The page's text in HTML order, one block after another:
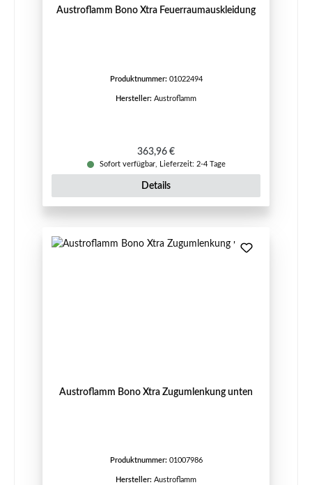
Austroflamm Bono Xtra Feuerraumauskleidung
Produktnummer: 01022494
Hersteller: Austroflamm
Regulärer Preis:
363,96 €
Sofort verfügbar, Lieferzeit: 2-4 Tage
Details
Austroflamm Bono Xtra Zugumlenkung unten
Produktnummer: 01007986
Hersteller: Austroflamm